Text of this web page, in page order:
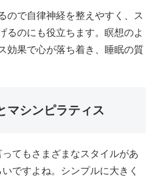
ので自律神経を整えやすく、ス
るのにも役立ちます。瞑想のよ
効果で心が落ち着き、睡眠の質
マシンピラティス
てもさまざまなスタイルがあ
ですよね。シンプルに大きく